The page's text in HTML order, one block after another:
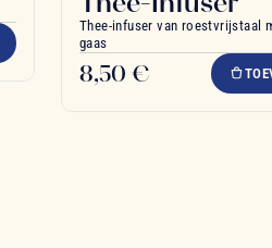
Thee-infuser van roestvrijstaal
gaas
8,50 €